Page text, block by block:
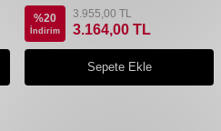
%20
İndirim
3.955,00 TL
3.164,00 TL
Sepete Ekle